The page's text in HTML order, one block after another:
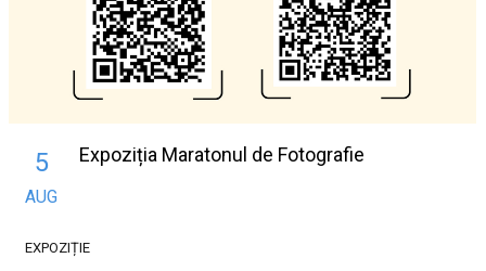
5
AUG
Expoziția Maratonul de Fotografie
EXPOZIȚIE